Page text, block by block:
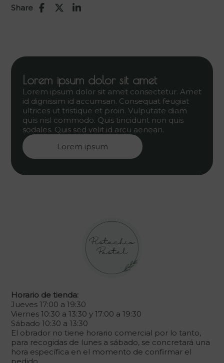
Share
Lorem ipsum dolor sit amet
Lorem ipsum dolor sit amet consectetur. Amet
id dignissim id accumsan. Consequat feugiat
ultrices ut tristique et proin. Vulputate diam
quis nisl commodo. Quis tincidunt non quis
sodales. Quis sed velit id arcu aenean.
Lorem ipsum
Horario de tienda:
Jueves 17:00 a 19:30
Viernes 10:30 a 13:30 y 17:00 a 19:30
Sábado 10:30 a 13:30
El obrador no tiene horario comercial por lo tanto,
para recogidas de lunes a sábado, se concretará una
hora específica en el momento de confirmar el